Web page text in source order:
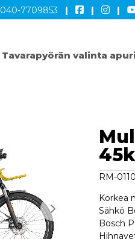
040-7709853 | | |
Tavarapyörän valinta apuri
RM-0110
Korkea
Sähkö
Bosch